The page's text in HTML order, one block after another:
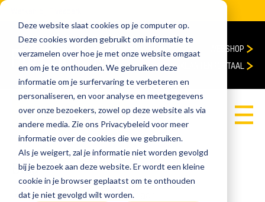
Deze website slaat cookies op je computer op.
Deze cookies worden gebruikt om informatie te
verzamelen over hoe je met onze website omgaat
en om je te onthouden. We gebruiken deze
informatie om je surfervaring te verbeteren en
personaliseren, en voor analyse en meetgegevens
over onze bezoekers, zowel op deze website als via
andere media. Zie ons Privacybeleid voor meer
informatie over de cookies die we gebruiken.
Als je weigert, zal je informatie niet worden gevolgd
bij je bezoek aan deze website. Er wordt een kleine
cookie in je browser geplaatst om te onthouden
dat je niet gevolgd wilt worden.
WEBSHOP
KLANTENPORTAAL
Adviesgesprek
Blog
home Blog